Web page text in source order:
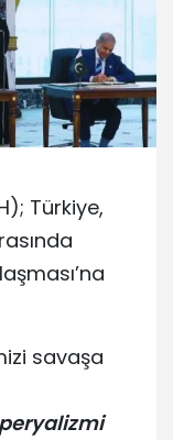
Türkiye,
savaşa